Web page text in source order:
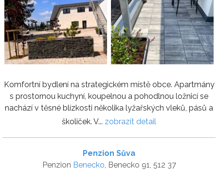
Komfortní bydlení na strategickém místě obce. Apartmány
s prostornou kuchyní, koupelnou a pohodlnou ložnicí se
nachází v těsné blízkosti několika lyžařských vleků, pásů a
školiček. V... zobrazit detail
Penzion Sůva
Penzion Benecko, Benecko 91, 512 37